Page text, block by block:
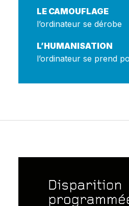
LE CAMOUFLAGE
l’ordinateur se dérobe
L’HUMANISATION
l’ordinateur se prend